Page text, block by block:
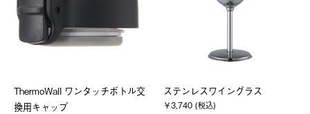
ThermoWall ワンタッチボトル交
換用キャップ
ステンレスワイングラス
￥3,740 (税込)